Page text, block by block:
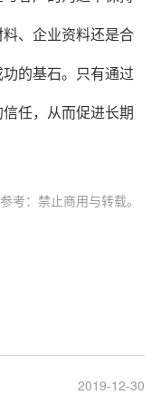
、企业资料还是合
的基石。只有通过
任，从而促进长期
考：禁止商用与转载。
2019-12-30